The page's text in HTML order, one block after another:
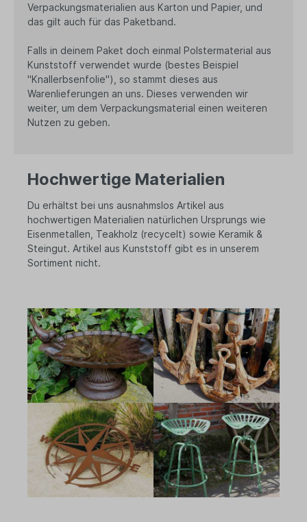
Verpackungsmaterialien aus Karton und Papier, und
das gilt auch für das Paketband.
Falls in deinem Paket doch einmal Polstermaterial aus
Kunststoff verwendet wurde (bestes Beispiel
"Knallerbsenfolie"), so stammt dieses aus
Warenlieferungen an uns. Dieses verwenden wir
weiter, um dem Verpackungsmaterial einen weiteren
Nutzen zu geben.
Hochwertige Materialien
Du erhältst bei uns ausnahmslos Artikel aus
hochwertigen Materialien natürlichen Ursprungs wie
Eisenmetallen, Teakholz (recycelt) sowie Keramik &
Steingut. Artikel aus Kunststoff gibt es in unserem
Sortiment nicht.